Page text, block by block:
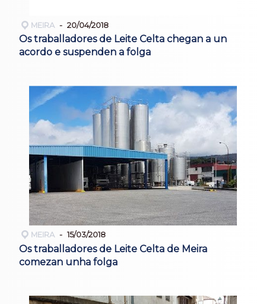
MEIRA 20/04/2018
Os traballadores de Leite Celta chegan a un
acordo e suspenden a folga
MEIRA 15/03/2018
Os traballadores de Leite Celta de Meira
comezan unha folga